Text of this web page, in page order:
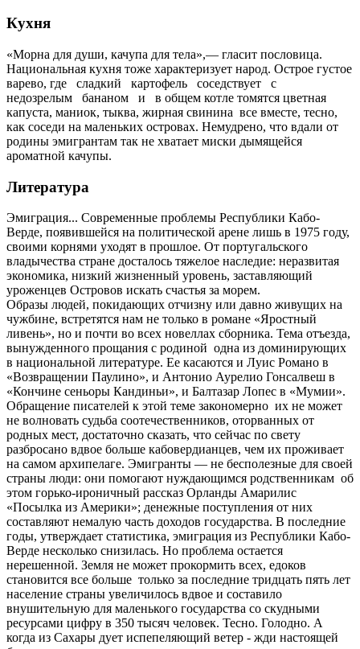
Кухня
«Морна для души, качупа для тела»,— гласит пословица.
Национальная кухня тоже характеризует народ. Острое густое
варево, где сладкий картофель соседствует с
недозрелым бананом и в общем котле томятся цветная
капуста, маниок, тыква, жирная свинина все вместе, тесно,
как соседи на маленьких островах. Немудрено, что вдали от
родины эмигрантам так не хватает миски дымящейся
ароматной качупы.
Литература
Эмиграция... Современные проблемы Республики Кабо-
Верде, появившейся на политической арене лишь в 1975 году,
своими корнями уходят в прошлое. От португальского
владычества стране досталось тяжелое наследие: неразвитая
экономика, низкий жизненный уровень, заставляющий
уроженцев Островов искать счастья за морем.
Образы людей, покидающих отчизну или давно живущих на
чужбине, встретятся нам не только в романе «Яростный
ливень», но и почти во всех новеллах сборника. Тема отъезда,
вынужденного прощания с родиной одна из доминирующих
в национальной литературе. Ее касаются и Луис Романо в
«Возвращении Паулино», и Антонио Аурелио Гонсалвеш в
«Кончине сеньоры Кандиньи», и Балтазар Лопес в «Мумии».
Обращение писателей к этой теме закономерно их не может
не волновать судьба соотечественников, оторванных от
родных мест, достаточно сказать, что сейчас по свету
разбросано вдвое больше кабовердианцев, чем их проживает
на самом архипелаге. Эмигранты — не бесполезные для своей
страны люди: они помогают нуждающимся родственникам об
этом горько-ироничный рассказ Орланды Амарилис
«Посылка из Америки»; денежные поступления от них
составляют немалую часть доходов государства. В последние
годы, утверждает статистика, эмиграция из Республики Кабо-
Верде несколько снизилась. Но проблема остается
нерешенной. Земля не может прокормить всех, едоков
становится все больше только за последние тридцать пять лет
население страны увеличилось вдвое и составило
внушительную для маленького государства со скудными
ресурсами цифру в 350 тысяч человек. Тесно. Голодно. А
когда из Сахары дует испепеляющий ветер - жди настоящей